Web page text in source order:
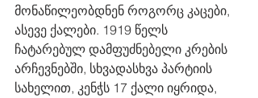
მონაწილეობდნენ როგორც კაცები,
ასევე ქალები. 1919 წელს
ჩატარებულ დამფუძნებელი კრების
არჩევნებში, სხვადასხვა პარტიის
სახელით, კენჭს 17 ქალი იყრიდა,